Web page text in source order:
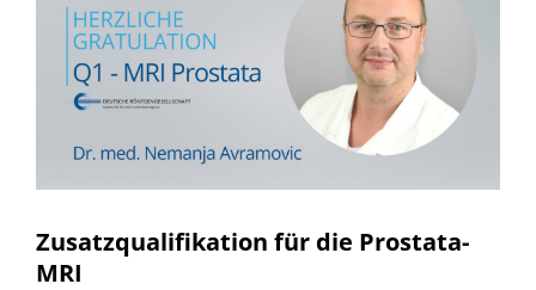
Zusatzqualifikation für die Prostata-
MRI